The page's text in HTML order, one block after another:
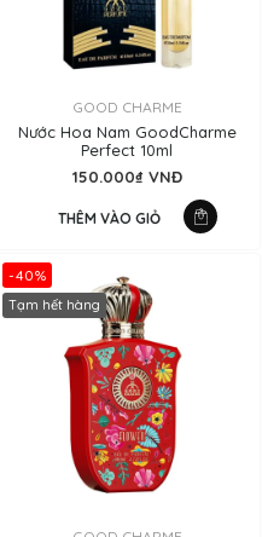
GOOD CHARME
Nước Hoa Nam GoodCharme
Perfect 10ml
150.000₫ VNĐ
THÊM VÀO GIỎ
-40%
Tạm hết hàng